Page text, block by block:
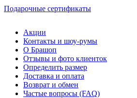
Подарочные сертификаты
Акции
Контакты и шоу-румы
О Брашоп
Отзывы и фото клиенток
Определить размер
Доставка и оплата
Возврат и обмен
Частые вопросы (FAQ)